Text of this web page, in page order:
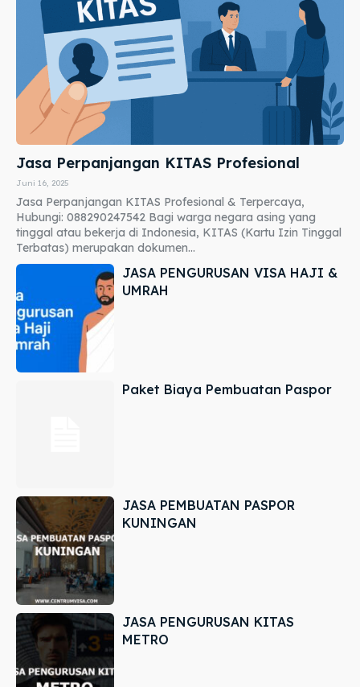
Jasa Perpanjangan KITAS Profesional
Juni 16, 2025
Jasa Perpanjangan KITAS Profesional & Terpercaya,
Hubungi: 088290247542 Bagi warga negara asing yang
tinggal atau bekerja di Indonesia, KITAS (Kartu Izin Tinggal
Terbatas) merupakan dokumen...
JASA PENGURUSAN VISA HAJI &
UMRAH
Paket Biaya Pembuatan Paspor
JASA PEMBUATAN PASPOR
KUNINGAN
JASA PENGURUSAN KITAS
METRO